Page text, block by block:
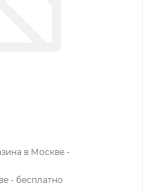
в Москве -
- бесплатно